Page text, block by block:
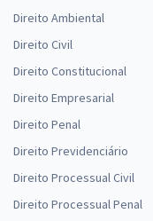
Direito Ambiental
Direito Civil
Direito Constitucional
Direito Empresarial
Direito Penal
Direito Previdenciário
Direito Processual Civil
Direito Processual Penal